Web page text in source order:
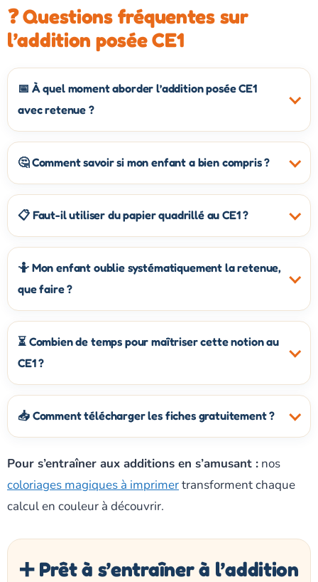
❓ Questions fréquentes sur
l’addition posée CE1
📅 À quel moment aborder l’addition posée CE1
avec retenue ?
🤔 Comment savoir si mon enfant a bien compris ?
📋 Faut-il utiliser du papier quadrillé au CE1 ?
🤷 Mon enfant oublie systématiquement la retenue,
que faire ?
⏳ Combien de temps pour maîtriser cette notion au
CE1 ?
📥 Comment télécharger les fiches gratuitement ?
Pour s’entraîner aux additions en s’amusant : nos
coloriages magiques à imprimertransforment chaque
calcul en couleur à découvrir.
➕ Prêt à s’entraîner à l’addition